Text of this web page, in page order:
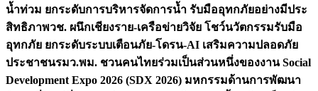
น้ำท่วม ยกระดับการบริหารจัดการน้ำ รับมืออุทกภัยอย่างมีประ
สิทธิภาพวช. ผนึกเชียงราย-เครือข่ายวิจัย โชว์นวัตกรรมรับมือ
อุทกภัย ยกระดับระบบเตือนภัย-โดรน-AI เสริมความปลอดภัย
ประชาชนรมว.พม. ชวนคนไทยร่วมเป็นส่วนหนึ่งของงาน Social
Development Expo 2026 (SDX 2026) มหกรรมด้านการพัฒนา